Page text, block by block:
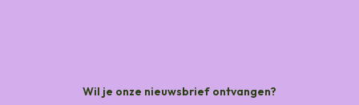
Wil je onze nieuwsbrief ontvangen?